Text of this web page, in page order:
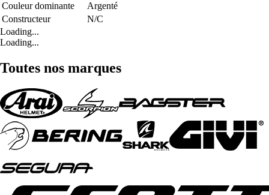
Couleur dominante
Argenté
Constructeur
N/C
Loading...
Loading...
Toutes nos marques